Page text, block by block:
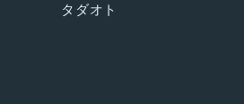
タダオト